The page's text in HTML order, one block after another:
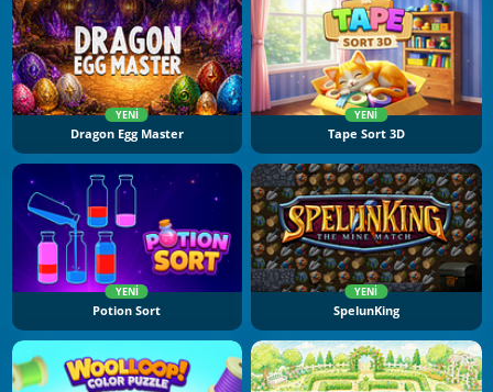
YENI
Dragon Egg Master
YENI
Tape Sort 3D
YENI
Potion Sort
YENI
SpelunKing